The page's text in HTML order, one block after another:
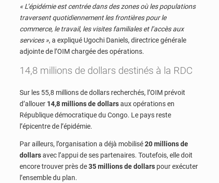
« L’épidémie est centrée dans des zones où les populations
traversent quotidiennement les frontières pour le
commerce, le travail, les visites familiales et l’accès aux
services », a expliqué Ugochi Daniels, directrice générale
adjointe de l’OIM chargée des opérations.
14,8 millions de dollars destinés à la RDC
Sur les 55,8 millions de dollars recherchés, l’OIM prévoit
d’allouer 14,8 millions de dollarsaux opérations en
République démocratique du Congo. Le pays reste
l’épicentre de l’épidémie.
Par ailleurs, l’organisation a déjà mobilisé20 millions de
dollarsavec l’appui de ses partenaires. Toutefois, elle doit
encore trouver près de35 millions de dollars pour exécuter
l’ensemble du plan.